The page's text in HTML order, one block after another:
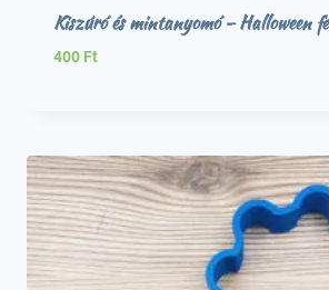
Kiszúró és mintanyomó – Halloween
400 Ft